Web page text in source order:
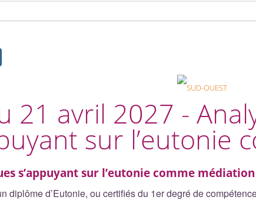
21 avril 2027 -
sur l’eutonie
s’appuyant sur l’eutonie comme médiation
diplôme d’Eutonie, ou certifiés du 1er degré de